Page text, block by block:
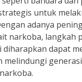
untuk
adanya
narkoba, langkah
diharapkan dapat
melindungi